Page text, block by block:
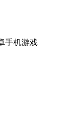
手机游戏